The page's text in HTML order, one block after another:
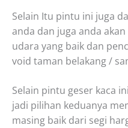
Selain Itu pintu ini juga
anda dan juga anda
udara yang baik dan
void taman belakang /
Selain pintu geser kaca
jadi pilihan keduanya
masing baik dari segi